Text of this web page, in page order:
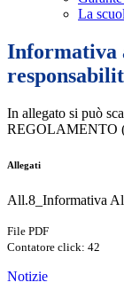
La
Informativa
In allegato si può
REGOLAMENTO
Allegati
All.8_Informativa
File PDF
Contatore click: 42
Notizie